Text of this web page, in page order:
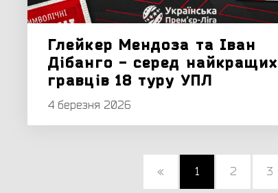
Глейкер Мендоза та Іван
Дібанго - серед найкращих
гравців 18 туру УПЛ
4 березня 2026
« 1 2 3